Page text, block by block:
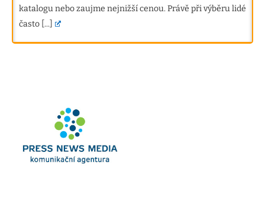
katalogu nebo zaujme nejnižší cenou. Právě při výběru lidé
často [...]